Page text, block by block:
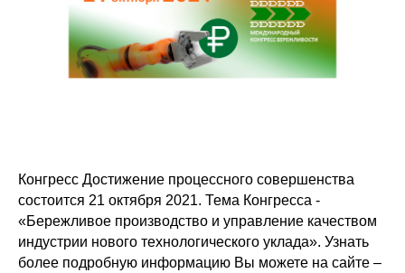
Конгресс Достижение процессного совершенства
состоится 21 октября 2021. Тема Конгресса -
«Бережливое производство и управление качеством
индустрии нового технологического уклада». Узнать
более подробную информацию Вы можете на сайте –